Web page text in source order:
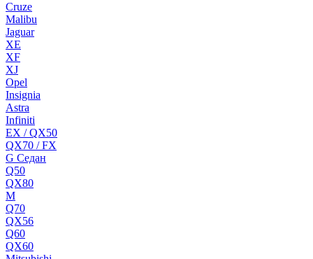
Cruze
Malibu
Jaguar
XE
XF
XJ
Opel
Insignia
Astra
Infiniti
EX / QX50
QX70 / FX
G Cедан
Q50
QX80
M
Q70
QX56
Q60
QX60